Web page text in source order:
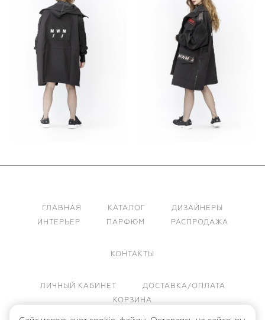
ГЛАВНАЯ КАТАЛОГ
ДИЗАЙНЕРЫ
ИНТЕРЬЕР
ПАРФЮМ РАСПРОДАЖА
КОНТАКТЫ
ЛИЧНЫЙ КАБИНЕТ
ДОСТАВКА/ОПЛАТА
КОРЗИНА